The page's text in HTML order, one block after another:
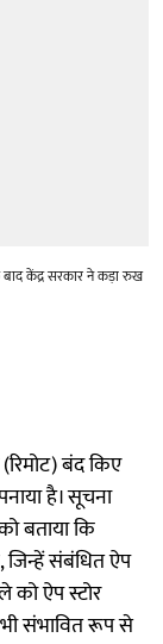
बाद केंद्र सरकार ने कड़ा रुख
बंद किए
है। सूचना
बताया कि
संबंधित ऐप
को ऐप स्टोर
संभावित रूप से